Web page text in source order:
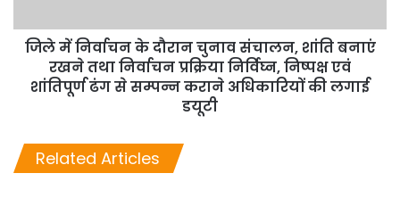
जिले में निर्वाचन के दौरान चुनाव संचालन, शांति बनाएं
रखने तथा निर्वाचन प्रक्रिया निर्विघ्न, निष्पक्ष एवं
शांतिपूर्ण ढंग से सम्पन्न कराने अधिकारियों की लगाई
डयूटी
Related Articles